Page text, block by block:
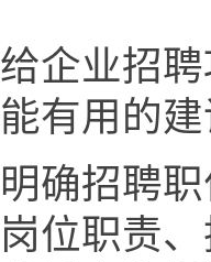
给企业招
能有用的建
明确招聘
岗位职责